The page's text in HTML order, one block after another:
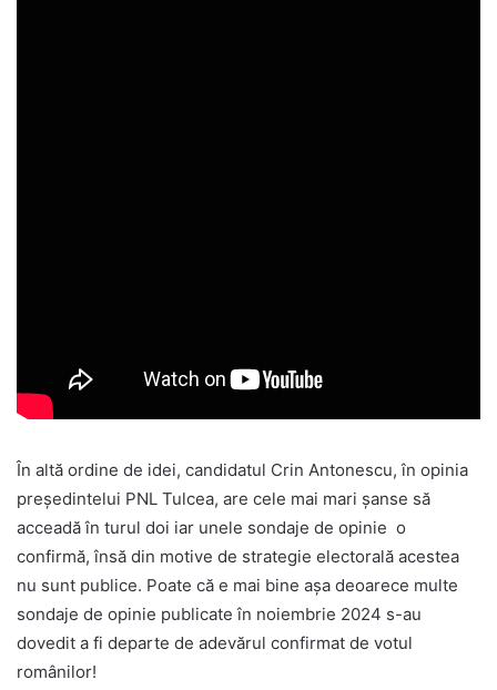
În altă ordine de idei, candidatul Crin Antonescu, în opinia
președintelui PNL Tulcea, are cele mai mari șanse să
acceadă în turul doi iar unele sondaje de opinie o
confirmă, însă din motive de strategie electorală acestea
nu sunt publice. Poate că e mai bine așa deoarece multe
sondaje de opinie publicate în noiembrie 2024 s-au
dovedit a fi departe de adevărul confirmat de votul
românilor!